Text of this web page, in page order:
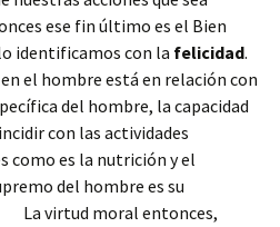
ese fin último es el Bien
identificamos con la felicidad.
el hombre está en relación con
del hombre, la capacidad
con las actividades
como es la nutrición y el
del hombre es su
virtud moral entonces,